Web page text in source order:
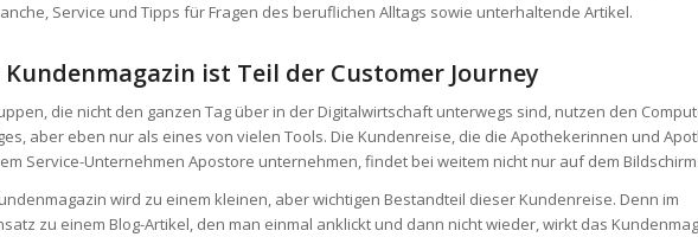
Service und Tipps für Fragen des beruflichen Alltags sowie unterhaltende Artikel.
Kundenmagazin ist Teil der Customer Journey
die nicht den ganzen Tag über in der Digitalwirtschaft unterwegs sind, nutzen den
aber eben nur als eines von vielen Tools. Die Kundenreise, die die Apothekerinnen und
Service-Unternehmen Apostore unternehmen, findet bei weitem nicht nur auf dem
wird zu einem kleinen, aber wichtigen Bestandteil dieser Kundenreise. Denn im
zu einem Blog-Artikel, den man einmal anklickt und dann nicht wieder, wirkt das